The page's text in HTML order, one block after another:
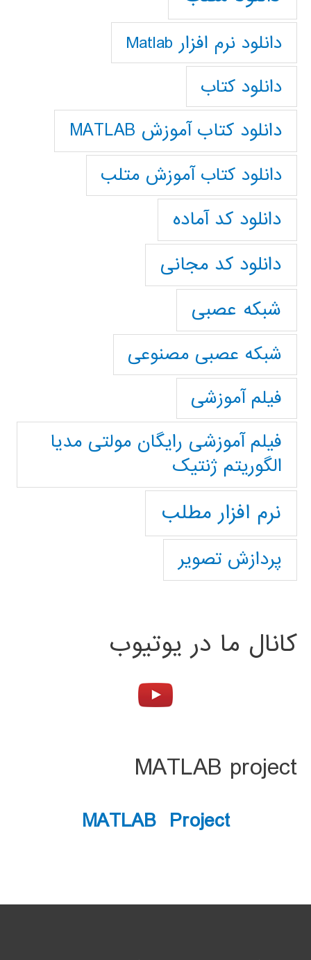
دانلود نرم افزار Matlab
دانلود کتاب
دانلود کتاب آموزش MATLAB
دانلود کتاب آموزش متلب
دانلود کد آماده
دانلود کد مجانی
شبکه عصبی
شبکه عصبی مصنوعی
فیلم آموزشی
فیلم آموزشی رایگان مولتی مدیا
الگوریتم ژنتیک
نرم افزار مطلب
پردازش تصویر
کانال ما در یوتیوب
MATLAB project
MATLAB Project